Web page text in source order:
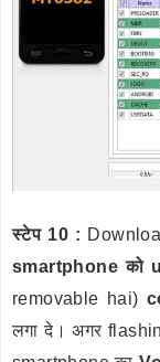
स्टेप 10 :
smartphone को
removable hai)
लगा दे। अगर